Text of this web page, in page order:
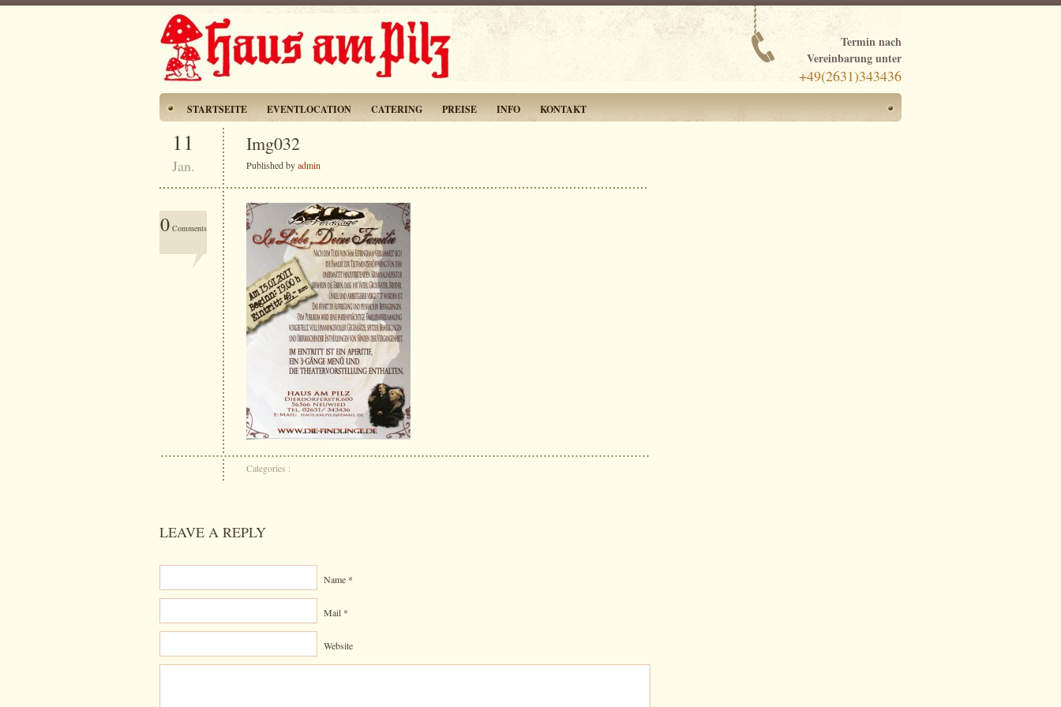
Termin nach
Vereinbarung unter
+49(2631)343436
STARTSEITE EVENTLOCATION CATERING PREISE INFO KONTAKT
11
Jan.
Img032
Published byadmin
0Comments
Categories :
LEAVE A REPLY
Name *
Mail *
Website